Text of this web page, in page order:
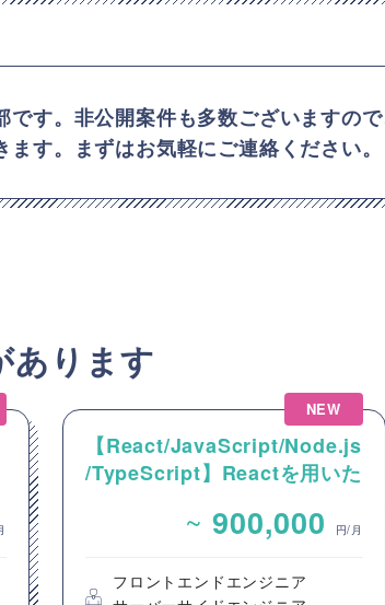
す。非公開案件も多数ございますので
す。まずはお気軽にご連絡ください。
あります
NEW
【React/JavaScript/Node.js
/TypeScript】Reactを用いた
のフロントエンド開発案件
~ 900,000 円/月
フロントエンドエンジニア